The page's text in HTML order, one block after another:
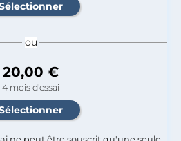
ou
20,00 €
4 mois d'essai